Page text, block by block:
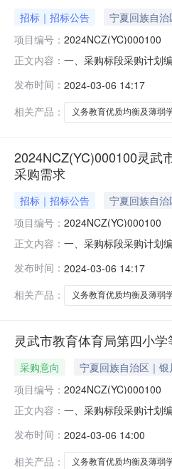
招标｜招标公告 宁夏回族自
项目编号： 2024NCZ(YC)000100
正文内容： 一、采购标段采购计划
目：否任何供应商、单
容的监督，采购人查询
发布时间： 2024-03-06 14:17
相关产品：
义务教育优质均衡及薄弱
2024NCZ(YC)000100灵武
采购需求
招标｜招标公告 宁夏回族自
项目编号： 2024NCZ(YC)000100
正文内容： 一、采购标段采购计划
固定价格采购项目：否
体对采购需求内容的监
发布时间： 2024-03-06 14:17
相关产品：
义务教育优质均衡及薄弱
灵武市教育体育局第四小
采购意向 宁夏回族自治区｜
项目编号： 2024NCZ(YC)000100
正文内容： 一、采购标段采购计划
格采购项目：否二、供
事业单位法人证书，
发布时间： 2024-03-06 14:00
相关产品：
义务教育优质均衡及薄弱